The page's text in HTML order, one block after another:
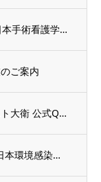
第39回日本手術看護学会年次大会の併設出展ブースに出展のお知らせ
ご案内
アメジスト大衛 公式Qoo10店 がオープンしました
第40回 日本環境感染学会総会・学術集会の併設展示ブースに出展いたします。